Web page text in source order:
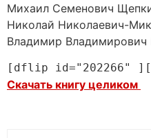
Михаил Семенович
Николай Николаевич-
Владимир Владимирович
[dflip id="202266"
Скачать книгу целиком